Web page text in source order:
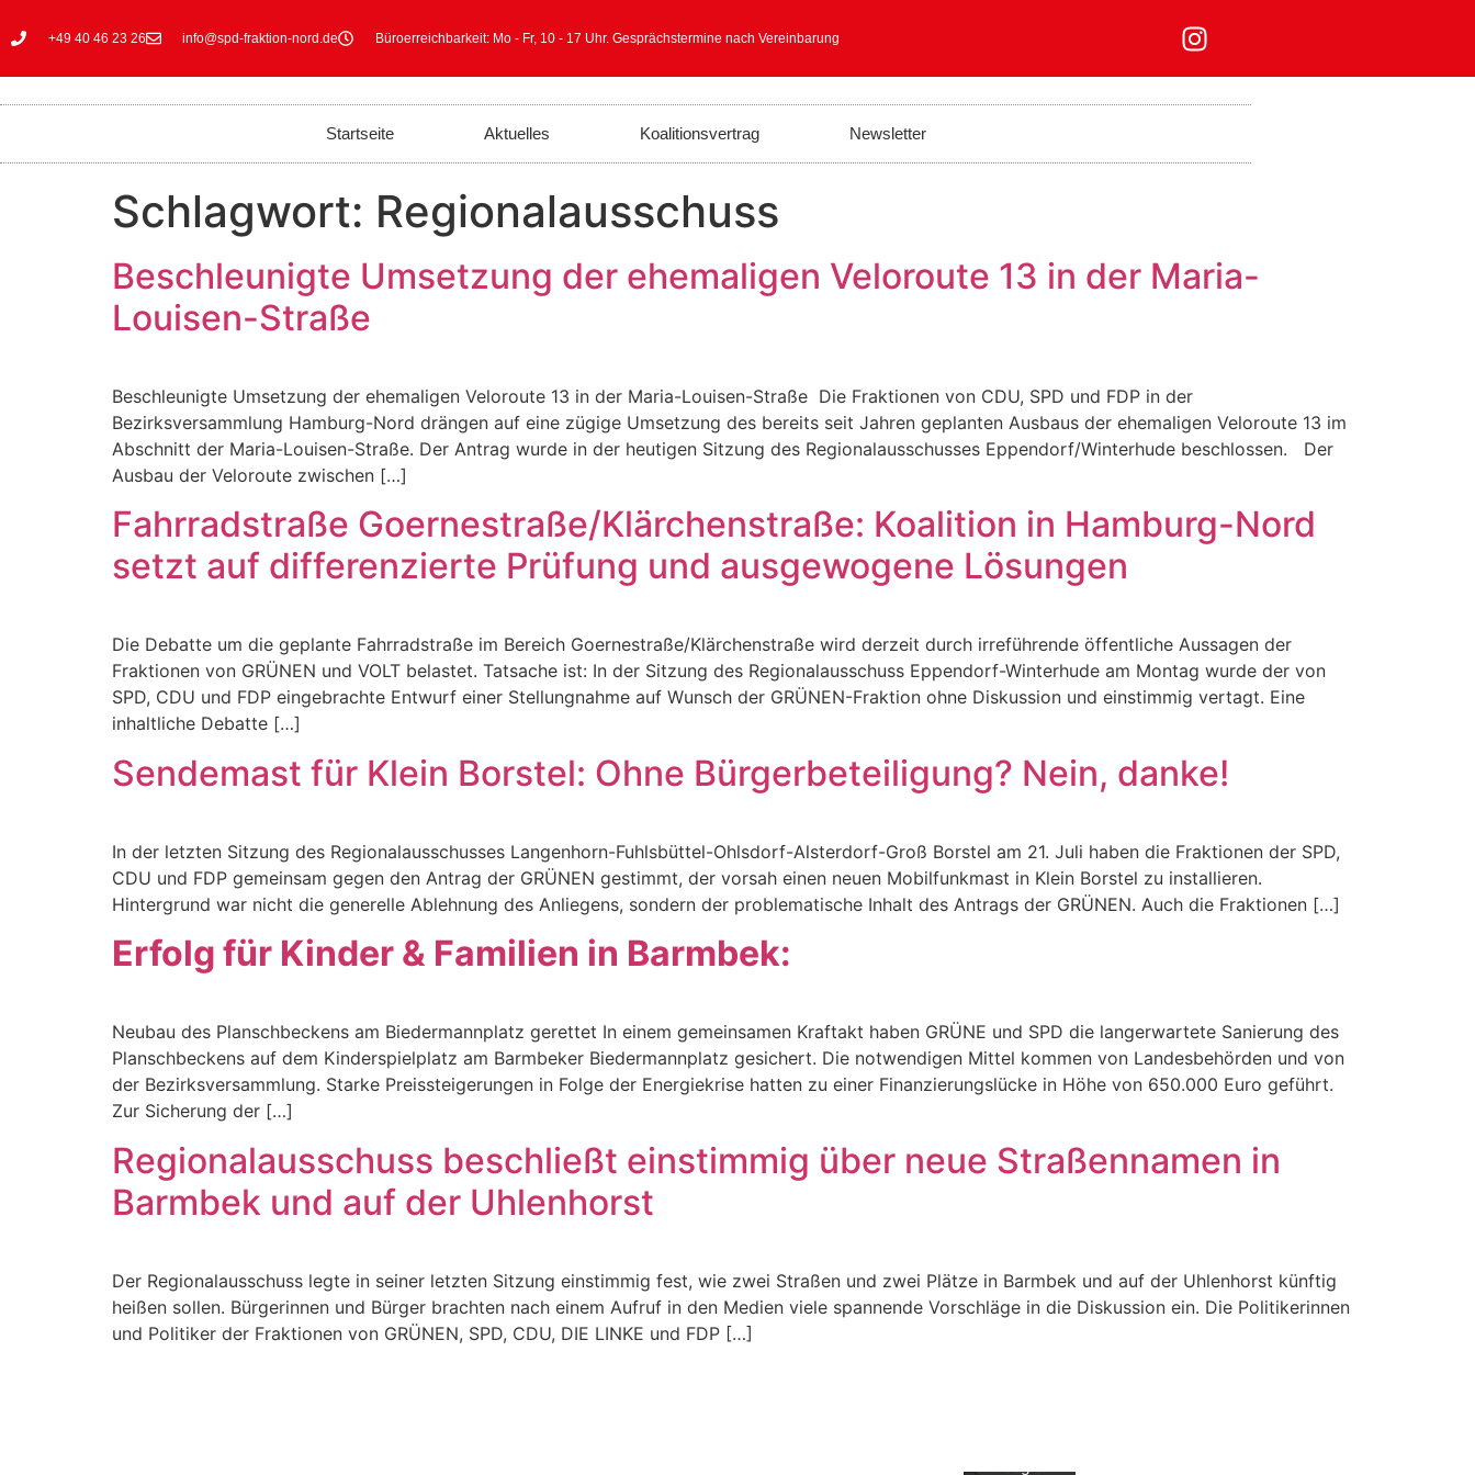
+49 40 46 23 26 info@spd-fraktion-nord.de Büroerreichbarkeit: Mo - Fr, 10 - 17 Uhr. Gesprächstermine nach Vereinbarung
Startseite Aktuelles Koalitionsvertrag Newsletter
Schlagwort: Regionalausschuss
Beschleunigte Umsetzung der ehemaligen Veloroute 13 in der Maria-
Louisen-Straße
Beschleunigte Umsetzung der ehemaligen Veloroute 13 in der Maria-Louisen-Straße Die Fraktionen von CDU, SPD und FDP in der
Bezirksversammlung Hamburg-Nord drängen auf eine zügige Umsetzung des bereits seit Jahren geplanten Ausbaus der ehemaligen Veloroute 13 im
Abschnitt der Maria-Louisen-Straße. Der Antrag wurde in der heutigen Sitzung des Regionalausschusses Eppendorf/Winterhude beschlossen. Der
Ausbau der Veloroute zwischen […]
Fahrradstraße Goernestraße/Klärchenstraße: Koalition in Hamburg-Nord
setzt auf differenzierte Prüfung und ausgewogene Lösungen
Die Debatte um die geplante Fahrradstraße im Bereich Goernestraße/Klärchenstraße wird derzeit durch irreführende öffentliche Aussagen der
Fraktionen von GRÜNEN und VOLT belastet. Tatsache ist: In der Sitzung des Regionalausschuss Eppendorf-Winterhude am Montag wurde der von
SPD, CDU und FDP eingebrachte Entwurf einer Stellungnahme auf Wunsch der GRÜNEN-Fraktion ohne Diskussion und einstimmig vertagt. Eine
inhaltliche Debatte […]
Sendemast für Klein Borstel: Ohne Bürgerbeteiligung? Nein, danke!
In der letzten Sitzung des Regionalausschusses Langenhorn-Fuhlsbüttel-Ohlsdorf-Alsterdorf-Groß Borstel am 21. Juli haben die Fraktionen der SPD,
CDU und FDP gemeinsam gegen den Antrag der GRÜNEN gestimmt, der vorsah einen neuen Mobilfunkmast in Klein Borstel zu installieren.
Hintergrund war nicht die generelle Ablehnung des Anliegens, sondern der problematische Inhalt des Antrags der GRÜNEN. Auch die Fraktionen […]
Erfolg für Kinder & Familien in Barmbek:
Neubau des Planschbeckens am Biedermannplatz gerettet In einem gemeinsamen Kraftakt haben GRÜNE und SPD die langerwartete Sanierung des
Planschbeckens auf dem Kinderspielplatz am Barmbeker Biedermannplatz gesichert. Die notwendigen Mittel kommen von Landesbehörden und von
der Bezirksversammlung. Starke Preissteigerungen in Folge der Energiekrise hatten zu einer Finanzierungslücke in Höhe von 650.000 Euro geführt.
Zur Sicherung der […]
Regionalausschuss beschließt einstimmig über neue Straßennamen in
Barmbek und auf der Uhlenhorst
Der Regionalausschuss legte in seiner letzten Sitzung einstimmig fest, wie zwei Straßen und zwei Plätze in Barmbek und auf der Uhlenhorst künftig
heißen sollen. Bürgerinnen und Bürger brachten nach einem Aufruf in den Medien viele spannende Vorschläge in die Diskussion ein. Die Politikerinnen
und Politiker der Fraktionen von GRÜNEN, SPD, CDU, DIE LINKE und FDP […]
Mit dem